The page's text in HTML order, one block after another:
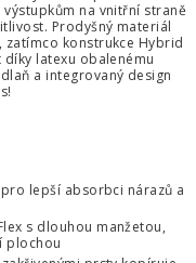
na vnitřní straně
Prodyšný materiál
zatímco konstrukce Hybrid
latexu obalenému
a integrovaný design
lepší absorbci nárazů a
s dlouhou manžetou,
plochou